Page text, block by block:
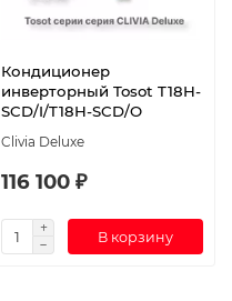
Кондиционер
инверторный Tosot T18H-
SCD/I/T18H-SCD/O
Clivia Deluxe
116 100 ₽
В корзину